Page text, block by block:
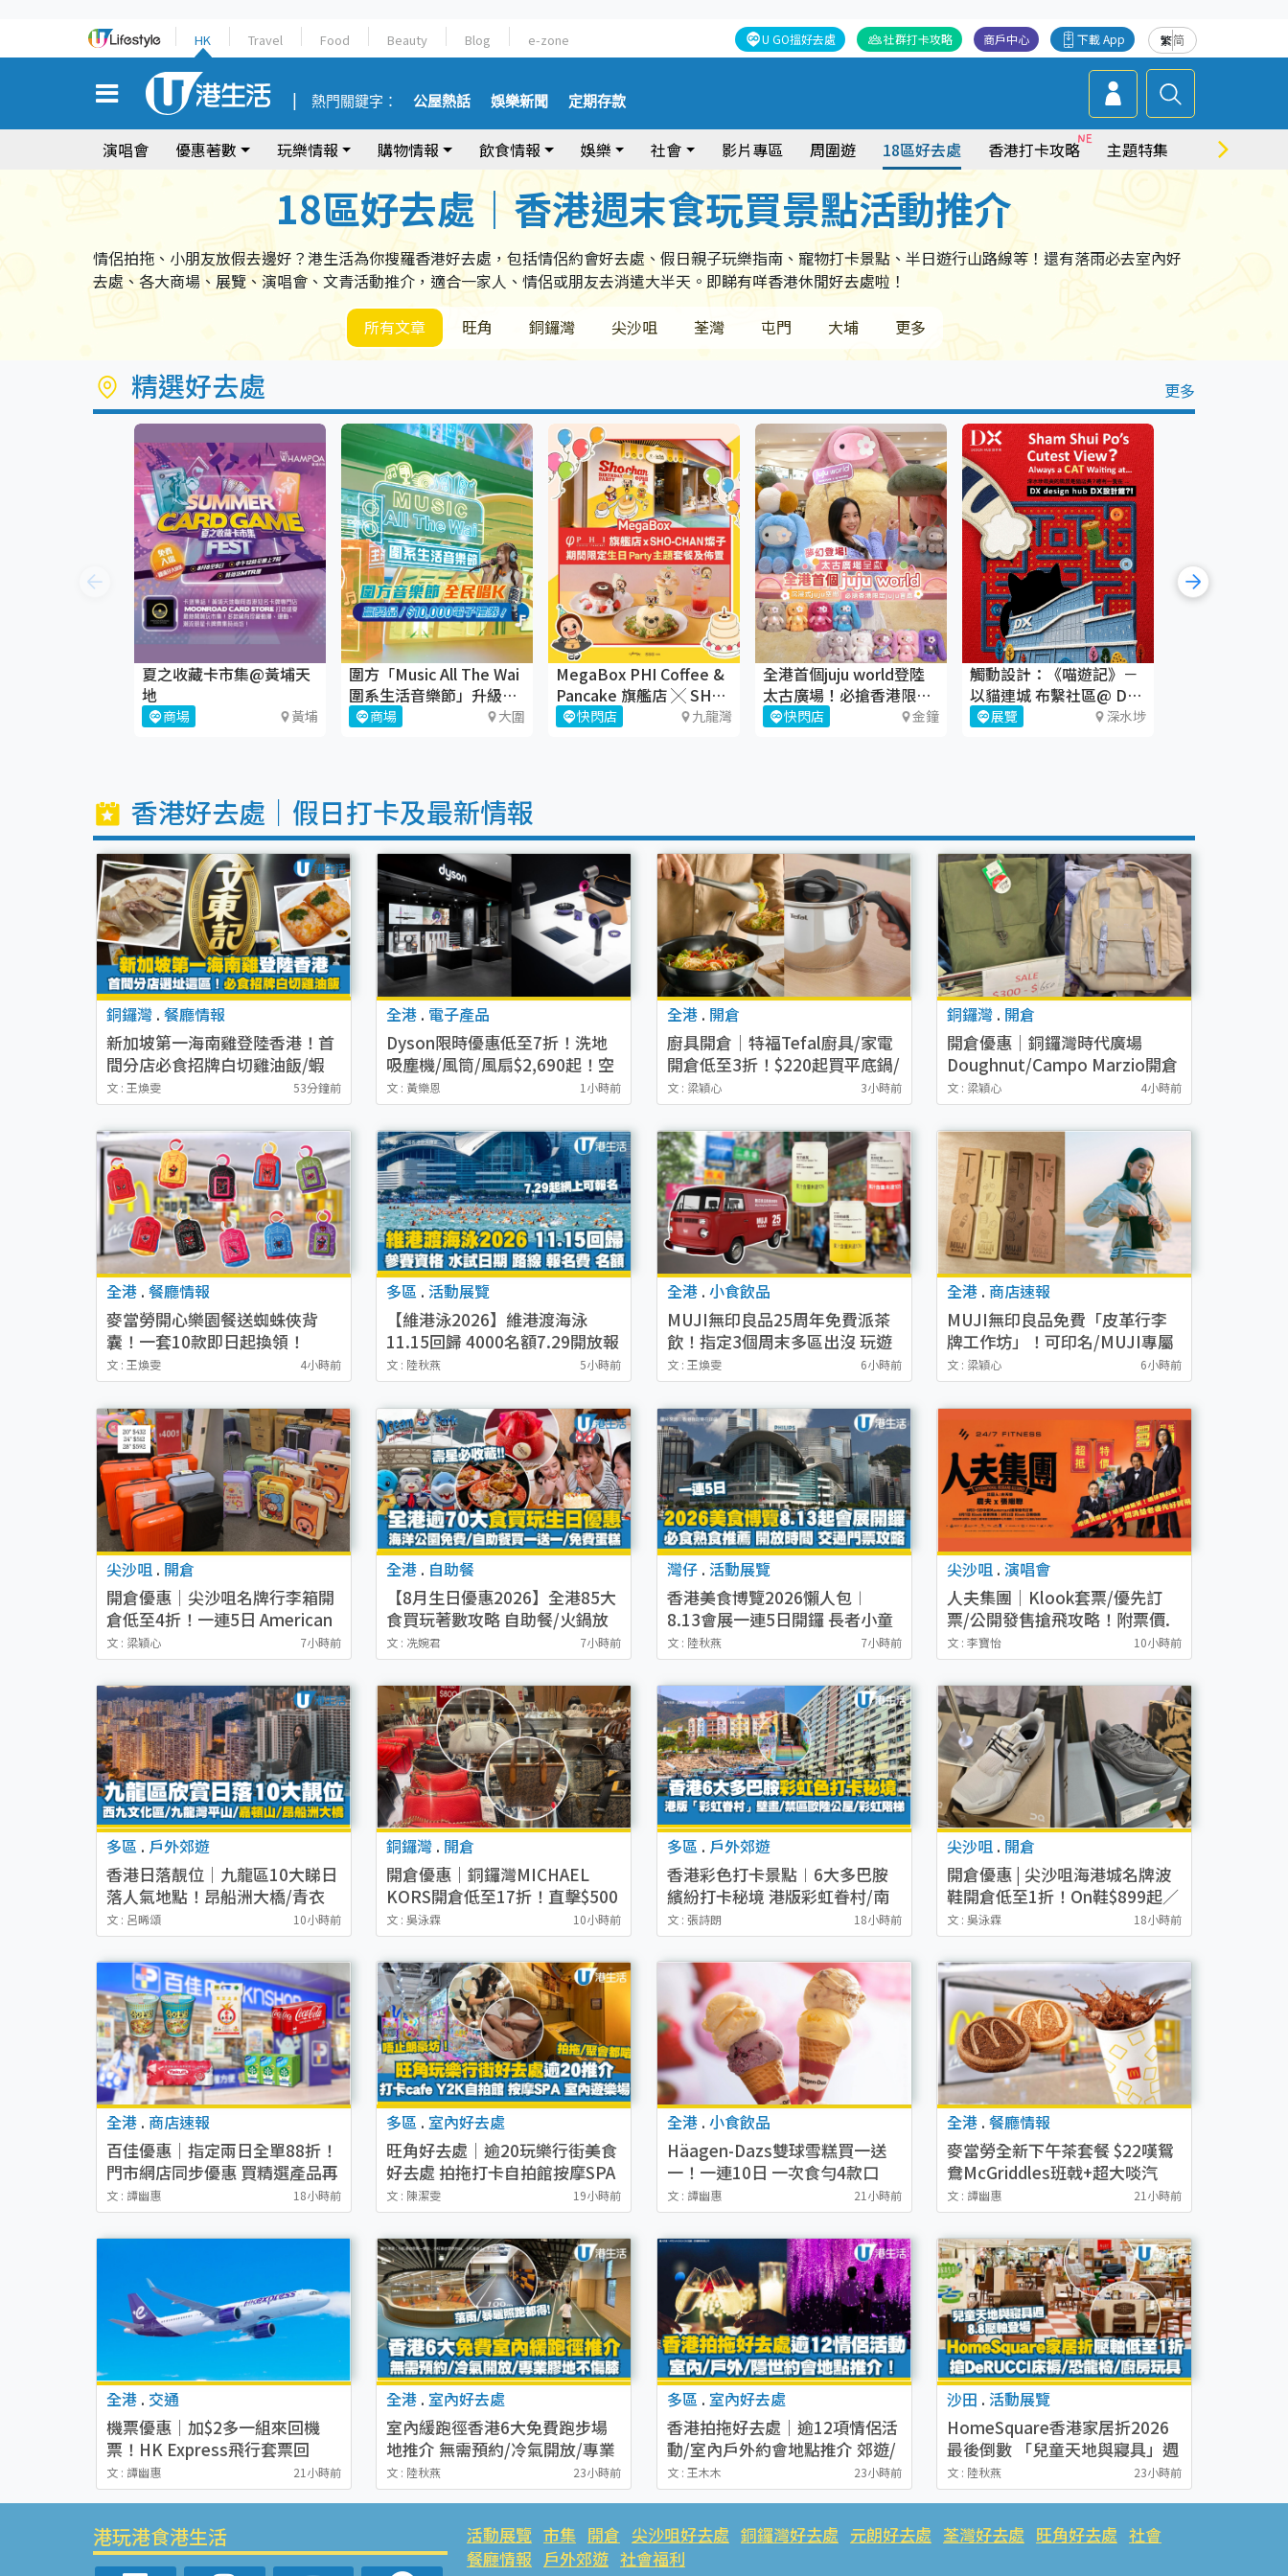
HK Travel Food Beauty Blog e-zone 繁简
下載 App
商戶中心
社群打卡攻略
U GO搵好去處
熱門關鍵字： 公屋熱話 娛樂新聞 定期存款
演唱會 優惠著數 玩樂情報 購物情報 飲食情報 娛樂 社會 影片專區 周圍遊 18區好去處 香港打卡攻略 主題特集 商場情報
18區好去處｜香港週末食玩買景點活動推介
情侶拍拖、小朋友放假去邊好？港生活為你搜羅香港好去處，包括情侶約會好去處、假日親子玩樂指南、寵物打卡景點、半日遊行山路線等！還有落雨必去室內好
去處、各大商場、展覽、演唱會、文青活動推介，適合一家人、情侶或朋友去消遣大半天。即睇有咩香港休閒好去處啦！
所有文章
旺角 銅鑼灣 尖沙咀 荃灣 屯門 大埔 更多
精選好去處 更多
夏之收藏卡市集@黃埔天
地
商場 黃埔
圍方「Music All The Wai
圍系生活音樂節」升級回
歸！🎶
商場 大圍
MegaBox PHI Coffee &
Pancake 旗艦店 ╳ SHO-
CHAN 燦子 10 周年生日
快閃店 九龍灣
全港首個juju world登陸
太古廣場！必搶香港限定
juju盲盒
快閃店 金鐘
觸動設計：《喵遊記》－
以貓連城 布繫社區@ DX
設計館
展覽 深水埗
香港好去處｜假日打卡及最新情報
銅鑼灣 . 餐廳情報
新加坡第一海南雞登陸香港！首
間分店必食招牌白切雞油飯/蝦
多士
文 : 王煥雯 53分鐘前
全港 . 電子產品
Dyson限時優惠低至7折！洗地
吸塵機/風筒/風扇$2,690起！空
氣清新機最多減$1200
文 : 黃樂恩 1小時前
全港 . 開倉
廚具開倉｜特福Tefal廚具/家電
開倉低至3折！$220起買平底鍋/
炒鑊/湯煲！電飯煲/吸塵機/燙斗
$418起
文 : 梁穎心 3小時前
銅鑼灣 . 開倉
開倉優惠｜銅鑼灣時代廣場
Doughnut/Campo Marzio開倉
低至1折！背囊、書包、手袋劈
價$200起
文 : 梁穎心 4小時前
全港 . 餐廳情報
麥當勞開心樂園餐送蜘蛛俠背
囊！一套10款即日起換領！
MARVEL粉絲必搶經典紅藍/綠
魔紫/暗黑紅心
文 : 王煥雯 4小時前
多區 . 活動展覽
【維港泳2026】維港渡海泳
11.15回歸 4000名額7.29開放報
名！參賽資格/水試日期/路線/報
名費
文 : 陸秋燕 5小時前
全港 . 小食飲品
MUJI無印良品25周年免費派茶
飲！指定3個周末多區出沒 玩遊
戲送手提風扇！即睇派發時間表
文 : 王煥雯 6小時前
全港 . 商店速報
MUJI無印良品免費「皮革行李
牌工作坊」！可印名/MUJI專屬
圖案！購買可調手柄行李箱即送
限量版貼紙
文 : 梁穎心 6小時前
尖沙咀 . 開倉
開倉優惠｜尖沙咀名牌行李箱開
倉低至4折！一連5日 American
Tourister/ace./Hallmark $200
起！
文 : 梁穎心 7小時前
全港 . 自助餐
【8月生日優惠2026】全港85大
食買玩著數攻略 自助餐/火鍋放
題同行免費＋誠品/DONKI送現
金券
文 : 冼婉君 7小時前
灣仔 . 活動展覽
香港美食博覽2026懶人包︱
8.13會展一連5日開鑼 長者小童
免費入場！精選尊貴美食區＋必
搶家電名茶優惠
文 : 陸秋燕 7小時前
尖沙咀 .演唱會
人夫集團｜Klook套票/優先訂
票/公開發售搶飛攻略！附票價.
購票連結.場地座位表
文 : 李寶怡 10小時前
多區 . 戶外郊遊
香港日落靚位｜九龍區10大睇日
落人氣地點！昂船洲大橋/青衣
自然徑/油塘魔鬼山
文 : 呂晞頌 10小時前
銅鑼灣 . 開倉
開倉優惠｜銅鑼灣MICHAEL
KORS開倉低至17折！直擊$500
起買手袋/銀包/鞋款 必買經典
Jet Set系列
文 : 吳泳霖 10小時前
多區 . 戶外郊遊
香港彩色打卡景點︱6大多巴胺
繽紛打卡秘境 港版彩虹眷村/南
法糖果色小鎮/夢幻彩虹階梯
文 : 張詩朗 18小時前
尖沙咀 . 開倉
開倉優惠 | 尖沙咀海港城名牌波
鞋開倉低至1折！On鞋$899起／
Joy&Peace鞋履$98起
文 : 吳泳霖 18小時前
全港 . 商店速報
百佳優惠｜指定兩日全單88折！
門市網店同步優惠 買精選產品再
減$8
文 : 譚幽惠 18小時前
多區 .室內好去處
旺角好去處｜逾20玩樂行街美食
好去處 拍拖打卡自拍館按摩SPA
推介
文 : 陳潔雯 19小時前
全港 . 小食飲品
Häagen-Dazs雙球雪糕買一送
一！一連10日 一次食勻4款口
味！限時$34加購夏日特飲禮券
文 : 譚幽惠 21小時前
全港 .餐廳情報
麥當勞全新下午茶套餐 $22嘆鴛
鴦McGriddles班戟+超大啖汽
水！意式飽/鬆餅/蛋糕限時減$5
文 : 譚幽惠 21小時前
全港 . 交通
機票優惠｜加$2多一組來回機
票！HK Express飛行套票回
歸！$450起飛三次 日韓台泰中
任選航點！
文 : 譚幽惠 21小時前
全港 . 室內好去處
室內緩跑徑香港6大免費跑步場
地推介 無需預約/冷氣開放/專業
膠地不傷膝（附交通地址）
文 : 陸秋燕 23小時前
多區 . 室內好去處
香港拍拖好去處｜逾12項情侶活
動/室內戶外約會地點推介 郊遊/
賞日落/工作坊
文 : 王木木 23小時前
沙田 . 活動展覽
HomeSquare香港家居折2026
最後倒數 「兒童天地與寢具」週
8.8登場！低至$1/1折搶名牌床
褥玩具
文 : 陸秋燕 23小時前
港玩港食港生活 活動展覽 市集 開倉 尖沙咀好去處 銅鑼灣好去處 元朗好去處 荃灣好去處 旺角好去處 社會
餐廳情報 戶外郊遊 社會福利